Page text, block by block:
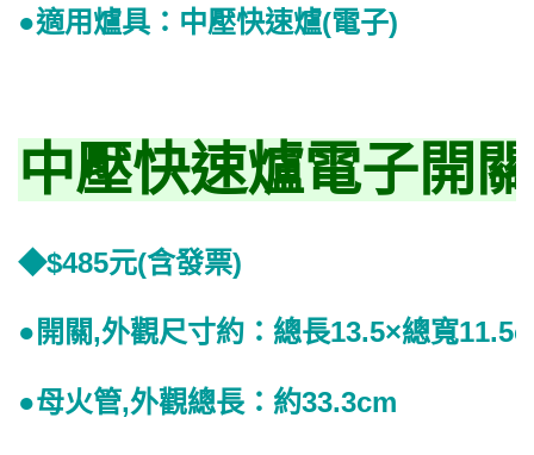
●適用爐具：中壓快速爐(電子)
中壓快速爐電子開
◆$485元(含發票)
●開關,外觀尺寸約：總長13.5×總寬
●母火管,外觀總長：約33.3cm